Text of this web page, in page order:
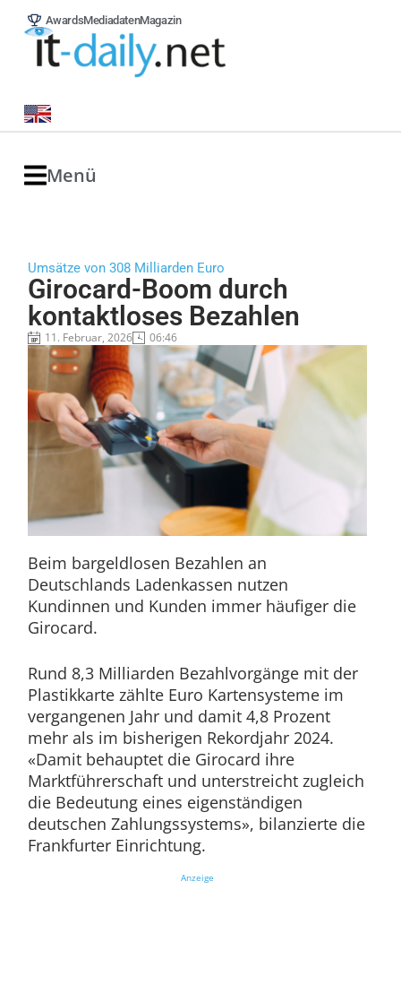
AwardsMediadatenMagazin
Menü
Umsätze von 308 Milliarden Euro
Girocard-Boom durch
kontaktloses Bezahlen
11. Februar, 2026 06:46
Beim bargeldlosen Bezahlen an
Deutschlands Ladenkassen nutzen
Kundinnen und Kunden immer häufiger die
Girocard.
Rund 8,3 Milliarden Bezahlvorgänge mit der
Plastikkarte zählte Euro Kartensysteme im
vergangenen Jahr und damit 4,8 Prozent
mehr als im bisherigen Rekordjahr 2024.
«Damit behauptet die Girocard ihre
Marktführerschaft und unterstreicht zugleich
die Bedeutung eines eigenständigen
deutschen Zahlungssystems», bilanzierte die
Frankfurter Einrichtung.
Anzeige